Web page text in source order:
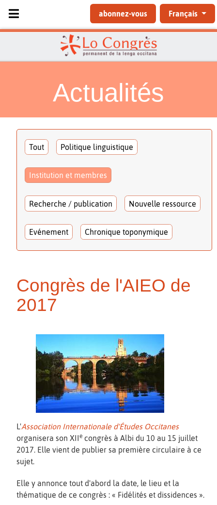
Sélectionnez votre langue
abonnez-vous Français
Actualités
Tout Politique linguistique
Institution et membres
Recherche / publication Nouvelle ressource
Evénement Chronique toponymique
Congrès de l'AIEO de
2017
L'Association Internationale d'Études Occitanes
organisera son XIIe congrès à Albi du 10 au 15 juillet
2017. Elle vient de publier sa première circulaire à ce
sujet.
Elle y annonce tout d'abord la date, le lieu et la
thématique de ce congrès : « Fidélités et dissidences ».